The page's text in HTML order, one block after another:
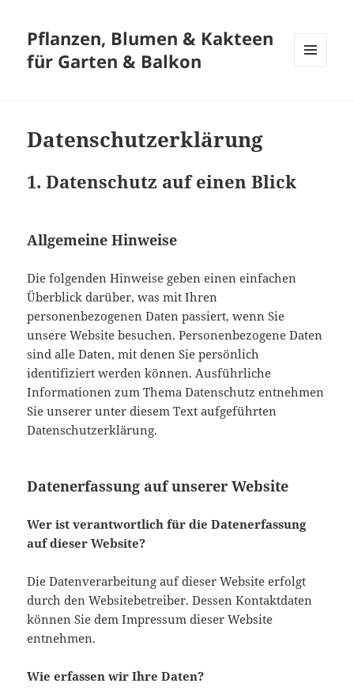
Pflanzen, Blumen & Kakteen
für Garten & Balkon
Datenschutzerklärung
1. Datenschutz auf einen Blick
Allgemeine Hinweise
Die folgenden Hinweise geben einen einfachen
Überblick darüber, was mit Ihren
personenbezogenen Daten passiert, wenn Sie
unsere Website besuchen. Personenbezogene Daten
sind alle Daten, mit denen Sie persönlich
identifiziert werden können. Ausführliche
Informationen zum Thema Datenschutz entnehmen
Sie unserer unter diesem Text aufgeführten
Datenschutzerklärung.
Datenerfassung auf unserer Website
Wer ist verantwortlich für die Datenerfassung
auf dieser Website?
Die Datenverarbeitung auf dieser Website erfolgt
durch den Websitebetreiber. Dessen Kontaktdaten
können Sie dem Impressum dieser Website
entnehmen.
Wie erfassen wir Ihre Daten?